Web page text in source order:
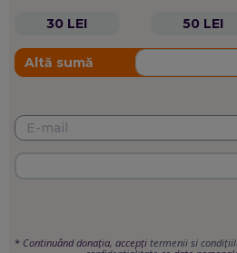
30 LEI
50 LEI
Altă sumă
* Continuând donația, accepți termenii si